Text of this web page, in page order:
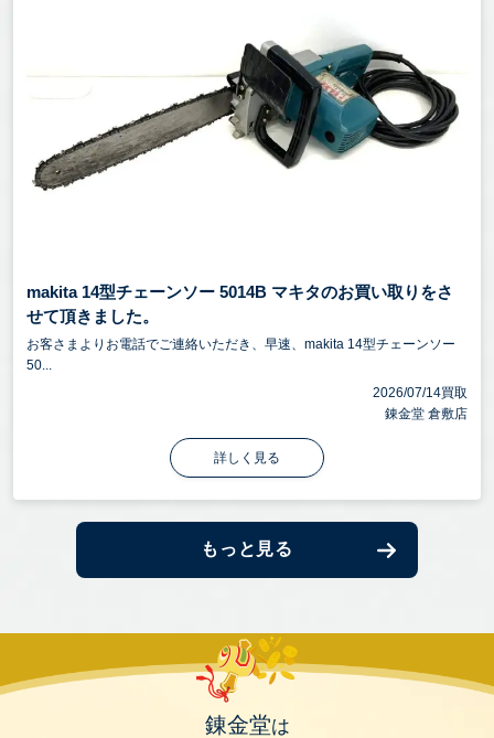
makita 14型チェーンソー 5014B マキタのお買い取りをさ
せて頂きました。
お客さまよりお電話でご連絡いただき、早速、makita 14型チェーンソー
50...
2026/07/14買取
錬金堂 倉敷店
詳しく見る
もっと見る
錬金堂は